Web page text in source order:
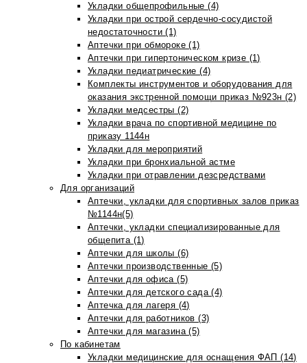
Укладки общепрофильные (4)
Укладки при острой сердечно-сосудистой
недостаточности (1)
Аптечки при обмороке (1)
Аптечки при гипертоническом кризе (1)
Укладки педиатрические (4)
Комплекты инструментов и оборудования для
оказания экстренной помощи приказ №923н (2)
Укладки медсестры (2)
Укладки врача по спортивной медицине по
приказу 1144н
Укладки для мероприятий
Укладки при бронхиальной астме
Укладки при отравлении дезсредствами
Для организаций
Аптечки, укладки для спортивных залов приказ
№1144н(5)
Аптечки, укладки специализированные для
общепита (1)
Аптечки для школы (6)
Аптечки производственные (5)
Аптечки для офиса (5)
Аптечки для детского сада (4)
Аптечка для лагеря (4)
Аптечки для работников (3)
Аптечки для магазина (5)
По кабинетам
Укладки медицинские для оснащения ФАП (14)